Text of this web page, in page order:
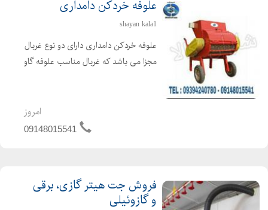
علوفه خردکن دامداری
shayan kala1
علوفه خردکن دامداری دارای دو نوع غربال
مجزا می باشد که غربال مناسب علوفه گاو
تیغه های تعبیه شده ثابت در بدنه و تیغه
امروز
09148015541
فروش جت هیتر گازی، برقی
و گازوئیلی